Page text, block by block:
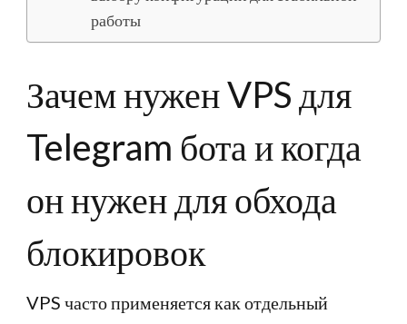
работы
Зачем нужен VPS для
Telegram бота и когда
он нужен для обхода
блокировок
VPS часто применяется как отдельный